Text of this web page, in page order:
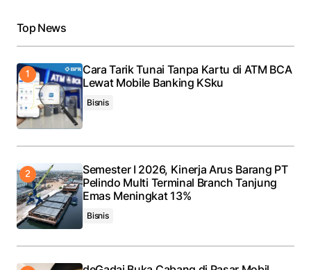
Save my name, email, and website in this browser
for the next time I comment.
Submit Comment
Top News
Cara Tarik Tunai Tanpa Kartu di ATM BCA
Lewat Mobile Banking KSku
Bisnis
Semester I 2026, Kinerja Arus Barang PT
Pelindo Multi Terminal Branch Tanjung
Emas Meningkat 13%
Bisnis